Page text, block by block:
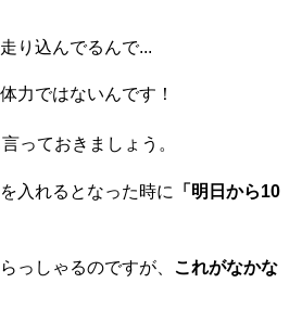
り込んでるんで...
力ではないんです！
っておきましょう。
入れるとなった時に
「明日から10
っしゃるのですが、 これがなかな